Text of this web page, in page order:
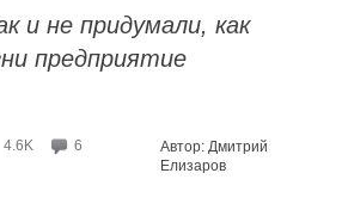
и не придумали, как
предприятие
4.6K 6
Автор: Дмитрий
Елизаров